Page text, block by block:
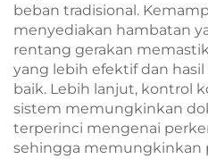
beban tradisional.
menyediakan hambatan
rentang gerakan
yang lebih efektif dan
baik. Lebih lanjut, kontrol
sistem memungkinkan
terperinci mengenai
sehingga memungkinkan